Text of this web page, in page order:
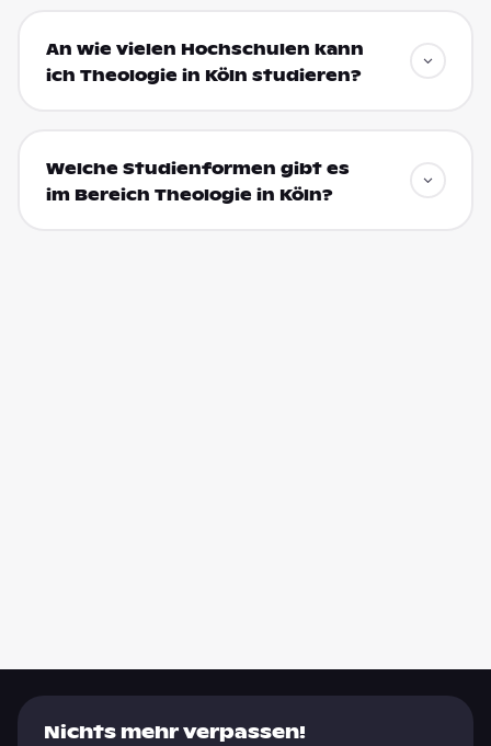
An wie vielen Hochschulen kann
ich Theologie in Köln studieren?
Welche Studienformen gibt es
im Bereich Theologie in Köln?
Nichts mehr verpassen!